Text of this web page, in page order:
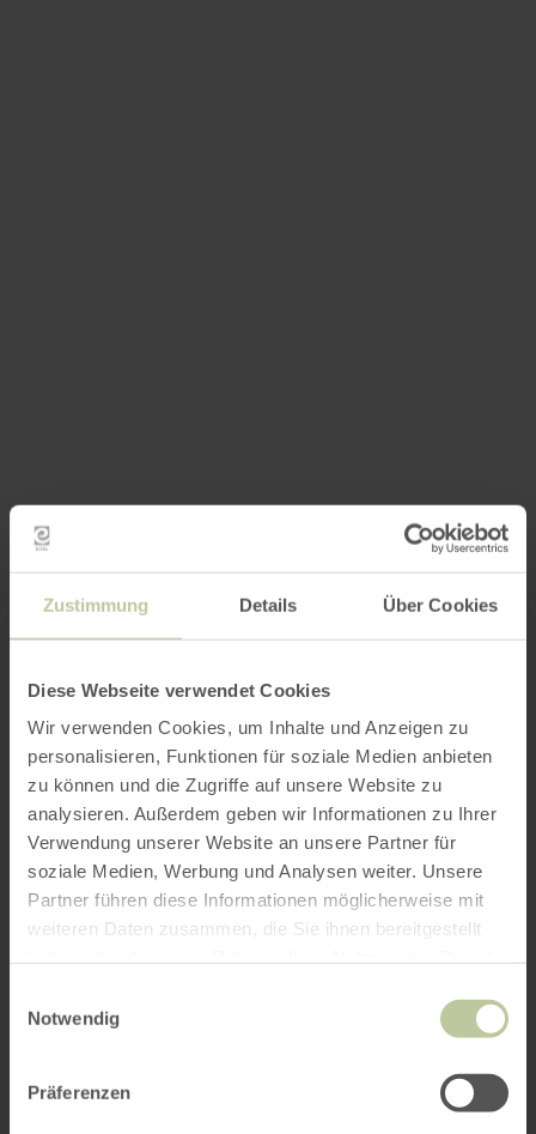
Zustimmung Details Über Cookies
Diese Webseite verwendet Cookies
Wir verwenden Cookies, um Inhalte und Anzeigen zu
personalisieren, Funktionen für soziale Medien anbieten
zu können und die Zugriffe auf unsere Website zu
analysieren. Außerdem geben wir Informationen zu Ihrer
Verwendung unserer Website an unsere Partner für
soziale Medien, Werbung und Analysen weiter. Unsere
Partner führen diese Informationen möglicherweise mit
weiteren Daten zusammen, die Sie ihnen bereitgestellt
Notwendig
Präferenzen